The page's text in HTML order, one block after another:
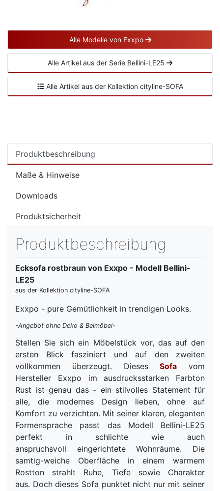
Alle Modelle von Exxpo
Alle Artikel aus der Serie Bellini-LE25
Alle Artikel aus der Kollektion cityline-SOFA
Produktbeschreibung
Maße & Hinweise
Downloads
Produktsicherheit
Produktbeschreibung
Ecksofa rostbraun von Exxpo - Modell Bellini-
LE25
aus der Kollektion cityline-SOFA
Exxpo - pure Gemütlichkeit in trendigen Looks.
-Angebot ohne Deko & Beimöbel-
Stellen Sie sich ein Möbelstück vor, das auf den
ersten Blick fasziniert und auf den zweiten
vollkommen überzeugt. DiesesSofa vom
Hersteller Exxpo im ausdrucksstarken Farbton
Rust ist genau das - ein stilvolles Statement für
alle, die modernes Design lieben, ohne auf
Komfort zu verzichten. Mit seiner klaren, eleganten
Formensprache passt das Modell Bellini-LE25
perfekt in schlichte wie auch
anspruchsvoll eingerichtete Wohnräume. Die
samtig-weiche Oberfläche in einem warmem
Rostton strahlt Ruhe, Tiefe sowie Charakter
aus. Doch dieses Sofa punktet nicht nur mit seiner